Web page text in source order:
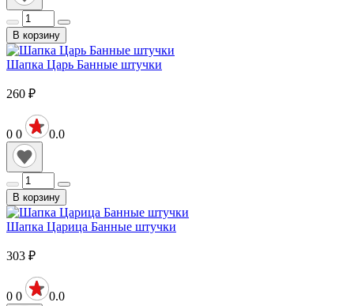
В корзину
Шапка Царь Банные штучки
260 ₽
0 0 0.0
В корзину
Шапка Царица Банные штучки
303 ₽
0 0 0.0